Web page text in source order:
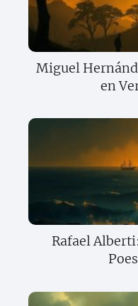
Miguel
en
Rafael